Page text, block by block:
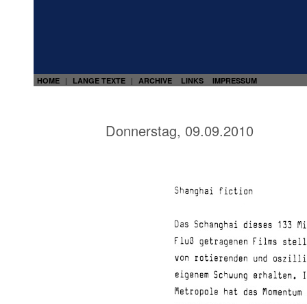
HOME | LANGE TEXTE | ARCHIVE LINKS IMPRESSUM
Donnerstag, 09.09.2010